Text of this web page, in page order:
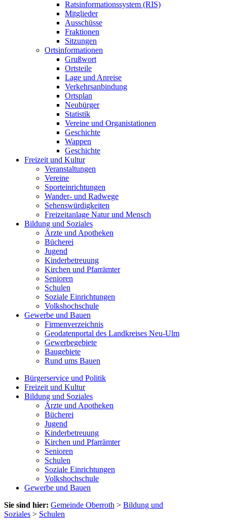
Ratsinformationssystem (RIS)
Mitglieder
Ausschüsse
Fraktionen
Sitzungen
Ortsinformationen
Grußwort
Ortsteile
Lage und Anreise
Verkehrsanbindung
Ortsplan
Neubürger
Statistik
Vereine und Organistationen
Geschichte
Wappen
Geschichte
Freizeit und Kultur
Veranstaltungen
Vereine
Sporteinrichtungen
Wander- und Radwege
Sehenswürdigkeiten
Freizeitanlage Natur und Mensch
Bildung und Soziales
Ärzte und Apotheken
Bücherei
Jugend
Kinderbetreuung
Kirchen und Pfarrämter
Senioren
Schulen
Soziale Einrichtungen
Volkshochschule
Gewerbe und Bauen
Firmenverzeichnis
Geodatenportal des Landkreises Neu-Ulm
Gewerbegebiete
Baugebiete
Rund ums Bauen
Bürgerservice und Politik
Freizeit und Kultur
Bildung und Soziales
Ärzte und Apotheken
Bücherei
Jugend
Kinderbetreuung
Kirchen und Pfarrämter
Senioren
Schulen
Soziale Einrichtungen
Volkshochschule
Gewerbe und Bauen
Sie sind hier: Gemeinde Oberroth > Bildung und
Soziales > Schulen